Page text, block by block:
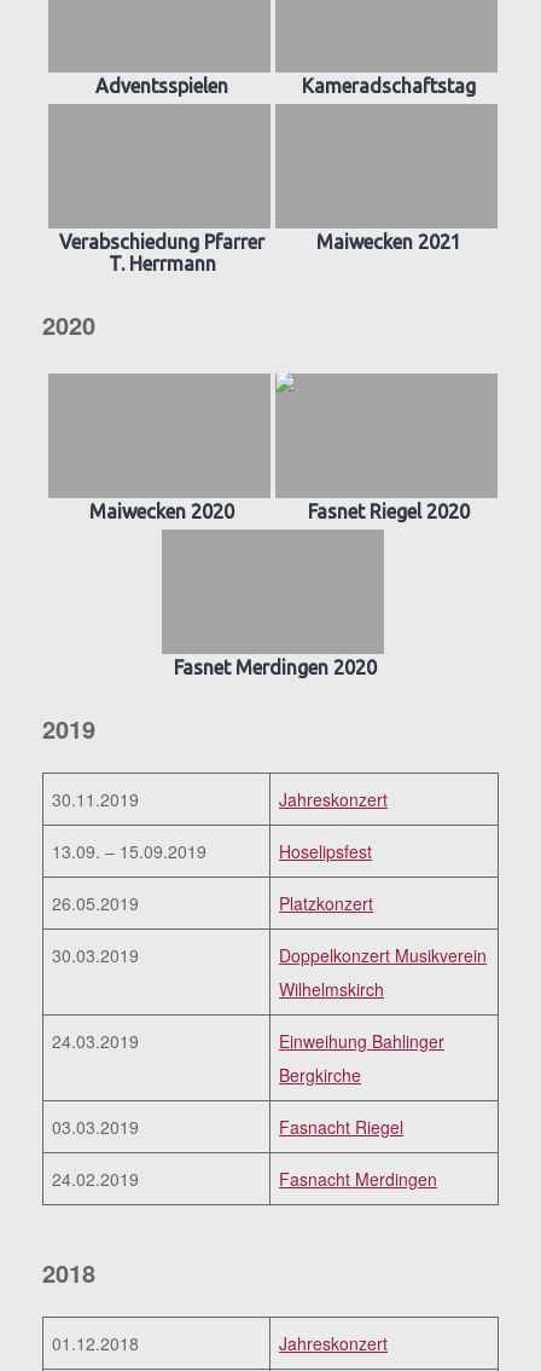
Adventsspielen Kameradschaftstag
Verabschiedung Pfarrer
T. Herrmann
Maiwecken 2021
2020
Maiwecken 2020 Fasnet Riegel 2020
Fasnet Merdingen 2020
2019
30.11.2019 Jahreskonzert
13.09. – 15.09.2019 Hoselipsfest
26.05.2019 Platzkonzert
30.03.2019
Doppelkonzert Musikverein
Wilhelmskirch
24.03.2019
Einweihung Bahlinger
Bergkirche
03.03.2019 Fasnacht Riegel
24.02.2019 Fasnacht Merdingen
2018
01.12.2018 Jahreskonzert